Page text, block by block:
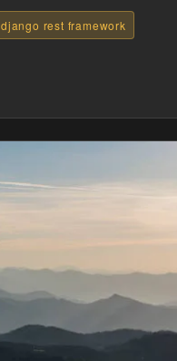
django rest framework